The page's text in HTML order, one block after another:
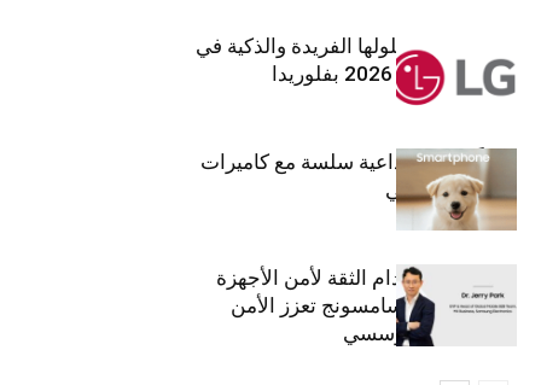
إل جي تقدم حلولها الفريدة والذكية في
معرض (KBIS) 2026 بفلوريدا
قريباً: تجربة إبداعية سلسة مع كاميرات
أجهزة جالاكسي
استراتيجية انعدام الثقة لأمن الأجهزة
المحمولة من سامسونج تعزز الأمن
السيبراني المؤسسي